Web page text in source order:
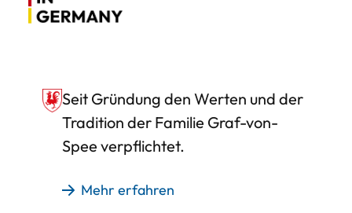
Seit Gründung den Werten und der
Tradition der Familie Graf-von-
Spee verpflichtet.
Mehr erfahren